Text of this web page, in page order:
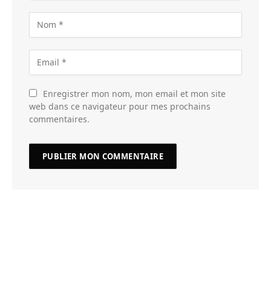
Enregistrer mon nom, mon email et mon site
web dans ce navigateur pour mes prochains
commentaires.